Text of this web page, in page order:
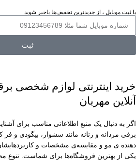
با ثبت موبایل ، از جدید‌ترین تخفیف‌ها با‌خبر شوید
ثبت
خرید اینترنتی لوازم شخصی
آنلاین مهربان
اگر به دنبال یک منبع اطلاعاتی مناسب برای
برقی مردانه و زنانه مانند سشوار، بیگودی و فر
دهنده ی مو و مقایسه‌ی مشخصات و
یکی از بهترین فروشگاه‌ها برای شماست. تنوع